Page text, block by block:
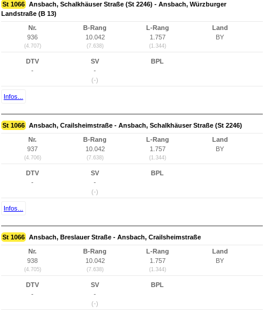
St 1066 Ansbach, Schalkhäuser Straße (St 2246) - Ansbach, Würzburger
Landstraße (B 13)
Nr.
936
(4.707)
B-Rang
10.042
(7.638)
L-Rang
1.757
(1.344)
Land
BY
DTV
-
SV
-
(-)
BPL
Infos...
St 1066 Ansbach, Crailsheimstraße - Ansbach, Schalkhäuser Straße (St 2246)
Nr.
937
(4.706)
B-Rang
10.042
(7.638)
L-Rang
1.757
(1.344)
Land
BY
DTV
-
SV
-
(-)
BPL
Infos...
St 1066 Ansbach, Breslauer Straße - Ansbach, Crailsheimstraße
Nr.
938
(4.705)
B-Rang
10.042
(7.638)
L-Rang
1.757
(1.344)
Land
BY
DTV
-
SV
-
(-)
BPL